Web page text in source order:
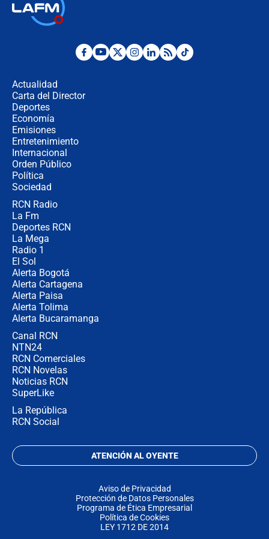
Desde dermatitis hasta infecciones:
Actualidad
Carta del Director
Deportes
Economía
Emisiones
Entretenimiento
Internacional
Orden Público
Política
Sociedad
RCN Radio
La Fm
Deportes RCN
La Mega
Radio 1
El Sol
Alerta Bogotá
Alerta Cartagena
Alerta Paisa
Alerta Tolima
Alerta Bucaramanga
Canal RCN
NTN24
RCN Comerciales
RCN Novelas
Noticias RCN
SuperLike
La República
RCN Social
ATENCIÓN AL OYENTE
Aviso de Privacidad
Protección de Datos Personales
Programa de Ética Empresarial
Política de Cookies
LEY 1712 DE 2014